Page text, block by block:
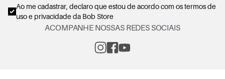
Ao me cadastrar, declaro que estou de acordo com ostermos de
uso e privacidadeda Bob Store
ACOMPANHE NOSSAS REDES SOCIAIS